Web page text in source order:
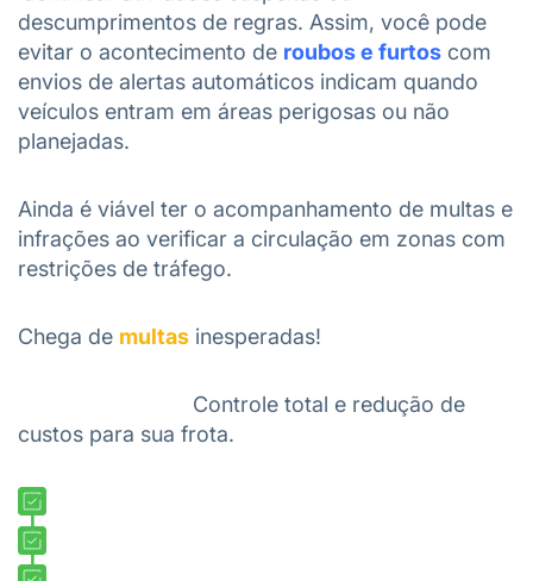
descumprimentos de regras. Assim, você pode
evitar o acontecimento de roubos e furtos com
envios de alertas automáticos indicam quando
veículos entram em áreas perigosas ou não
planejadas.
Ainda é viável ter o acompanhamento de multas e
infrações ao verificar a circulação em zonas com
restrições de tráfego.
Chega de multas inesperadas!
Controle total e redução de
custos para sua frota.